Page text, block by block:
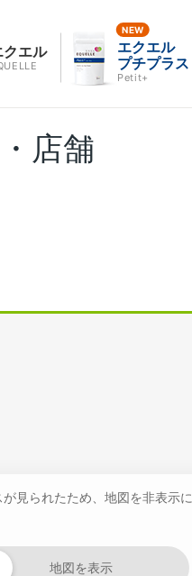
クエル
エクエル
プチプラス
Petit+
店舗
見られたため、地図を非表示
地図を表示